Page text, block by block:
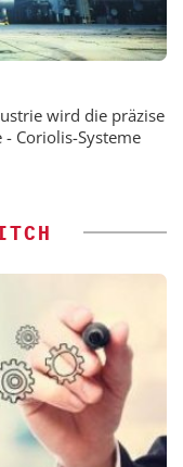
wird die präzise
- Coriolis-Systeme